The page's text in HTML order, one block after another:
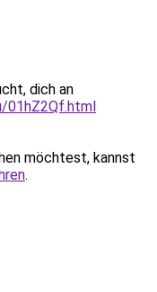
dich an
01hZ2Qf.html
möchtest, kannst
.